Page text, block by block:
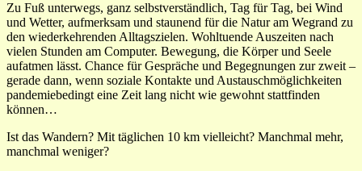
Zu Fuß unterwegs, ganz selbstverständlich, Tag für Tag, bei Wind
und Wetter, aufmerksam und staunend für die Natur am Wegrand zu
den wiederkehrenden Alltagszielen. Wohltuende Auszeiten nach
vielen Stunden am Computer. Bewegung, die Körper und Seele
aufatmen lässt. Chance für Gespräche und Begegnungen zur zweit –
gerade dann, wenn soziale Kontakte und Austauschmöglichkeiten
pandemiebedingt eine Zeit lang nicht wie gewohnt stattfinden
können…
Ist das Wandern? Mit täglichen 10 km vielleicht? Manchmal mehr,
manchmal weniger?